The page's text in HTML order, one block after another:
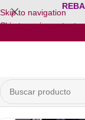
Skip to navigation
Skip to main content